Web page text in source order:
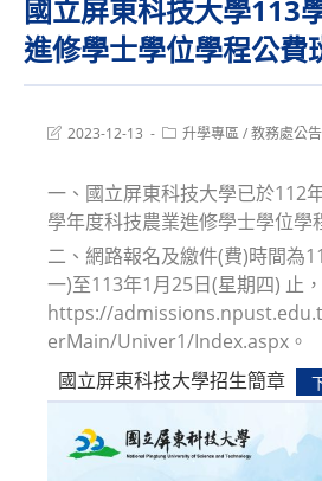
國立屏東科技大學113
進修學士學位學程公費
Post2023-12-13
Post升學專區/教務處公告
一、國立屏東科技大學已於112
學年度科技農業進修學士學位學
二、網路報名及繳件(費)時間為
一)至113年1月25日(星期四) 止
https://
erMain/Univer1/Index.aspx。
國立屏東科技大學招生簡章